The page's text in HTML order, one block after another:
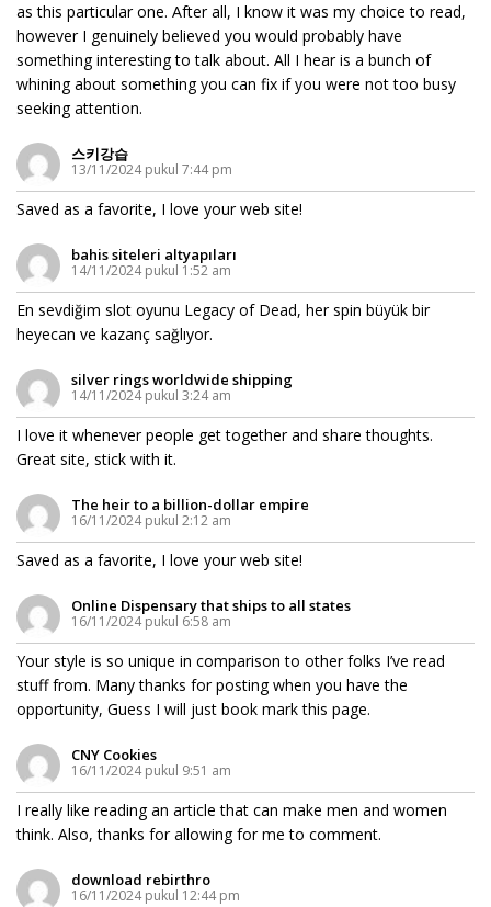
as this particular one. After all, I know it was my choice to read,
however I genuinely believed you would probably have
something interesting to talk about. All I hear is a bunch of
whining about something you can fix if you were not too busy
seeking attention.
스키강습
13/11/2024 pukul 7:44 pm
Saved as a favorite, I love your web site!
bahis siteleri altyapıları
14/11/2024 pukul 1:52 am
En sevdiğim slot oyunu Legacy of Dead, her spin büyük bir
heyecan ve kazanç sağlıyor.
silver rings worldwide shipping
14/11/2024 pukul 3:24 am
I love it whenever people get together and share thoughts.
Great site, stick with it.
The heir to a billion-dollar empire
16/11/2024 pukul 2:12 am
Saved as a favorite, I love your web site!
Online Dispensary that ships to all states
16/11/2024 pukul 6:58 am
Your style is so unique in comparison to other folks I’ve read
stuff from. Many thanks for posting when you have the
opportunity, Guess I will just book mark this page.
CNY Cookies
16/11/2024 pukul 9:51 am
I really like reading an article that can make men and women
think. Also, thanks for allowing for me to comment.
download rebirthro
16/11/2024 pukul 12:44 pm